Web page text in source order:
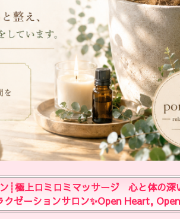
┊︎極上ロミロミマッサージ ‬ 心と体の深
ゼーションサロン✨Open Heart,